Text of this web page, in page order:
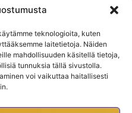
teknologioita, kuten
laitetietoja. Näiden
mahdollisuuden käsitellä tietoja,
tunnuksia tällä sivustolla.
voi vaikuttaa haitallisesti
Kuulet ensimmäisenä
ja muista eduistamme.n